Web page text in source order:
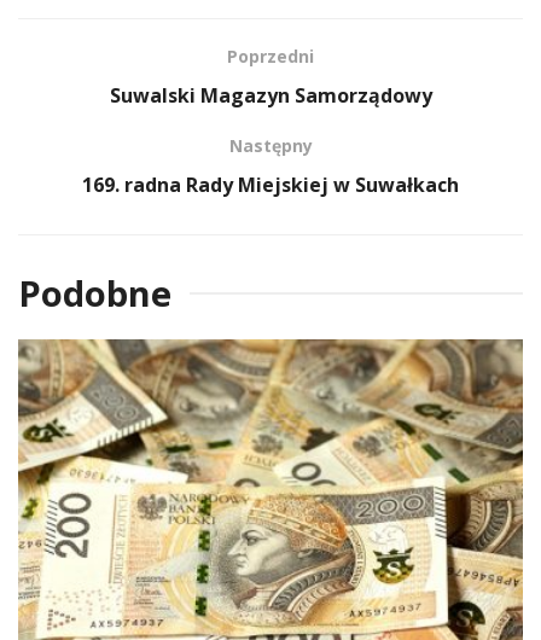
Poprzedni
Suwalski Magazyn Samorządowy
Następny
169. radna Rady Miejskiej w Suwałkach
Podobne